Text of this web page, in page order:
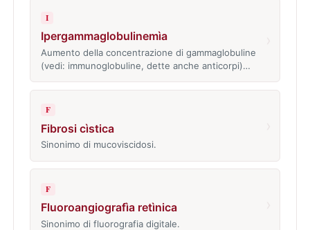
I
Ipergammaglobulinemìa
Aumento della concentrazione di gammaglobuline
(vedi: immunoglobuline, dette anche anticorpi)…
F
Fibrosi cìstica
Sinonimo di mucoviscidosi.
F
Fluoroangiografìa retìnica
Sinonimo di fluorografia digitale.